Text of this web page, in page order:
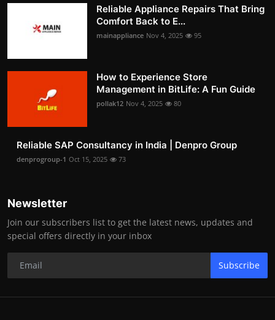
Reliable Appliance Repairs That Bring
Comfort Back to E...
mainappliance Nov 4, 2025 95
How to Experience Store
Management in BitLife: A Fun Guide
pollak12 Nov 4, 2025 80
Reliable SAP Consultancy in India | Denpro Group
denprogroup-1 Oct 15, 2025 73
Newsletter
Join our subscribers list to get the latest news, updates and
special offers directly in your inbox
Subscribe